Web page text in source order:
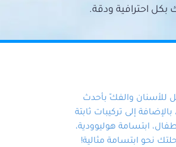
بكل احترافية ودقة.
للأسنان والفكّ بأحدث
إلى تركيبات ثابتة
ابتسامة هوليوودية،
نحو ابتسامة مثالية!